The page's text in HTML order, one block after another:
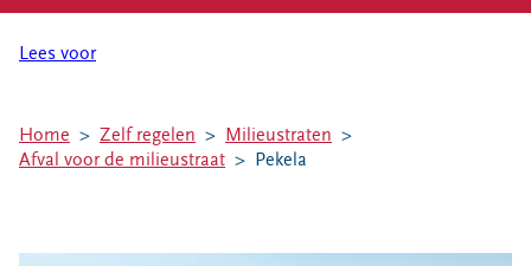
Afval scheiden
Milieustraten
Lees voor
Home Zelf regelen
Milieustraten
Afval voor de milieustraat
Pekela